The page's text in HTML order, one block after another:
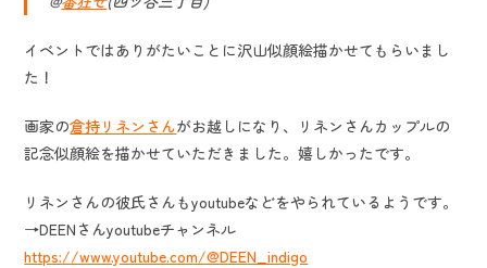
イベントではありがたいことに沢山似顔絵描かせてもらいまし
た！
画家の倉持リネンさんがお越しになり、リネンさんカップルの
記念似顔絵を描かせていただきました。嬉しかったです。
リネンさんの彼氏さんもyoutubeなどをやられているようです。
→DEENさんyoutubeチャンネル
https://www.youtube.com/@DEEN_indigo